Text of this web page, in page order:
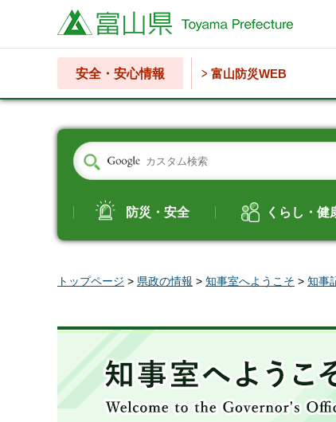
富山県
安全・安心情報 富山防災WEB
防災・安全 くらし・健
トップページ > 県政の情報 > 知事室へようこそ > 知事